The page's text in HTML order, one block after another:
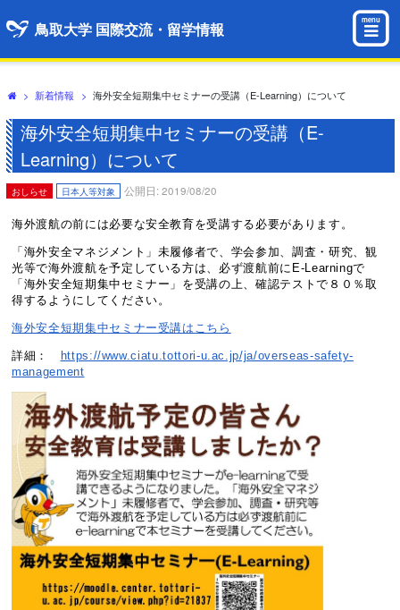
鳥取大学 国際交流・留学情報 menu
> 新着情報 > 海外安全短期集中セミナーの受講（E-Learning）について
海外安全短期集中セミナーの受講（E-
Learning）について
おしらせ 日本人等対象 公開日: 2019/08/20
海外渡航の前には必要な安全教育を受講する必要があります。
「海外安全マネジメント」未履修者で、学会参加、調査・研究、観
光等で海外渡航を予定している方は、必ず渡航前にE-Learningで
「海外安全短期集中セミナー」を受講の上、確認テストで８０％取
得するようにしてください。
海外安全短期集中セミナー受講はこちら
詳細：
https://www.ciatu.tottori-u.ac.jp/ja/overseas-safety-
management